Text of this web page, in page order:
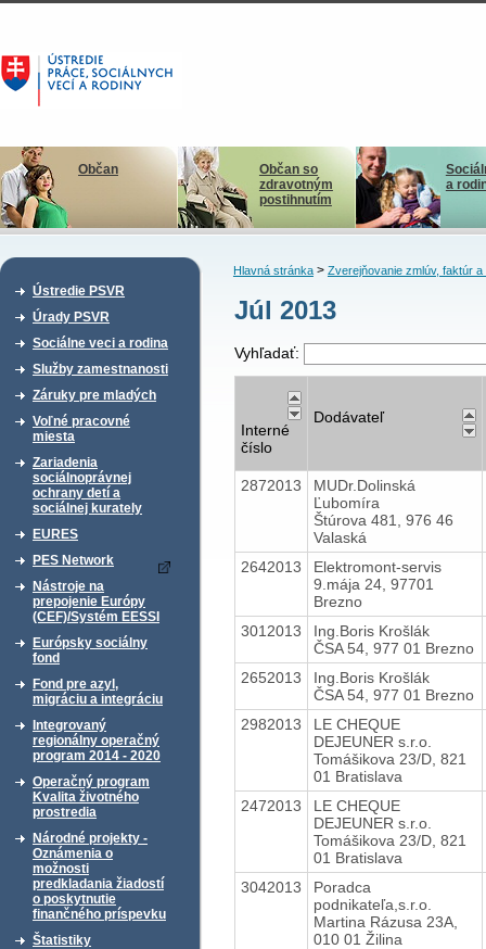
Občan
Občan so
zdravotným
postihnutím
a
Ústredie PSVR
Úrady PSVR
Sociálne veci a rodina
Služby zamestnanosti
Záruky pre mladých
Voľné pracovné
miesta
Zariadenia
sociálnoprávnej
ochrany detí a
sociálnej kurately
EURES
PES Network
Nástroje na
prepojenie Európy
(CEF)/Systém EESSI
Európsky sociálny
fond
Fond pre azyl,
migráciu a integráciu
Integrovaný
regionálny operačný
program 2014 - 2020
Operačný program
Kvalita životného
prostredia
Národné projekty -
Oznámenia o
možnosti
predkladania žiadostí
o poskytnutie
finančného príspevku
Štatistiky
Hlavná stránka> Zverejňovanie zmlúv, faktúr a
Júl 2013
Vyhľadať:
Interné
číslo
Dodávateľ
2872013
MUDr.Dolinská
Ľubomíra
Štúrova 481, 976 46
Valaská
2642013
Elektromont-servis
9.mája 24, 97701
Brezno
3012013
Ing.Boris Krošlák
ČSA 54, 977 01 Brezno
2652013
Ing.Boris Krošlák
ČSA 54, 977 01 Brezno
2982013
LE CHEQUE
DEJEUNER s.r.o.
Tomášikova 23/D, 821
01 Bratislava
2472013
LE CHEQUE
DEJEUNER s.r.o.
Tomášikova 23/D, 821
01 Bratislava
3042013
Poradca
podnikateľa,s.r.o.
Martina Rázusa 23A,
010 01 Žilina